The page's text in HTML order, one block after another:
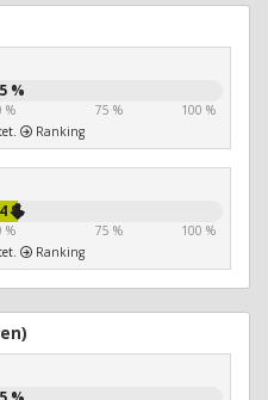
%
% 75 %
100 %
Ranking
%
% 75 %
100 %
Ranking